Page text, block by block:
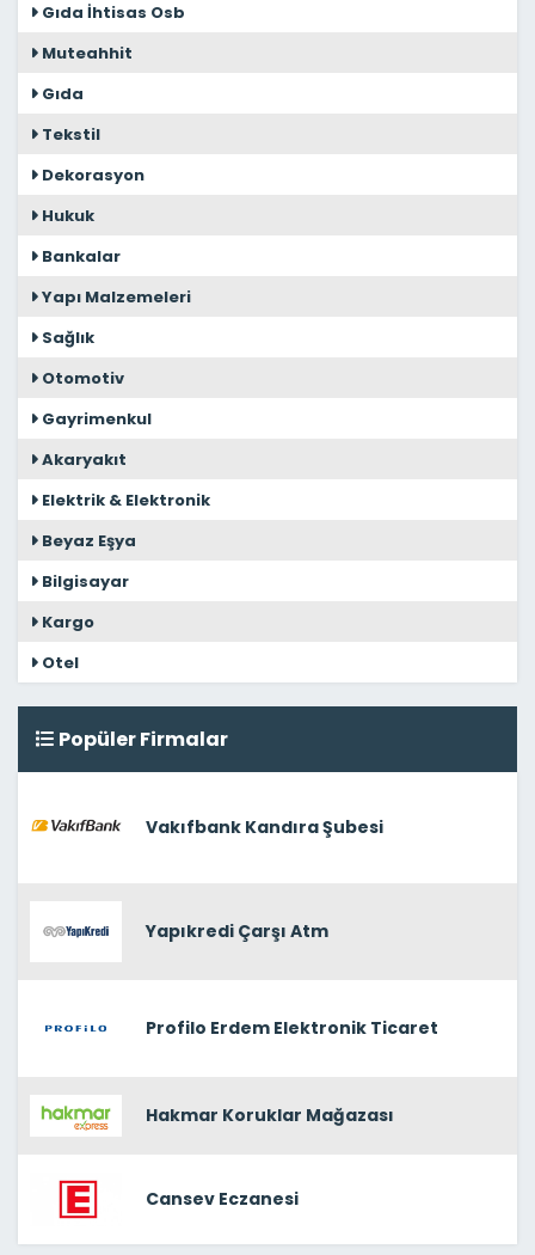
Gıda İhtisas Osb
Muteahhit
Gıda
Tekstil
Dekorasyon
Hukuk
Bankalar
Yapı Malzemeleri
Sağlık
Otomotiv
Gayrimenkul
Akaryakıt
Elektrik & Elektronik
Beyaz Eşya
Bilgisayar
Kargo
Otel
Popüler Firmalar
Vakıfbank Kandıra Şubesi
Yapıkredi Çarşı Atm
Profilo Erdem Elektronik Ticaret
Hakmar Koruklar Mağazası
Cansev Eczanesi